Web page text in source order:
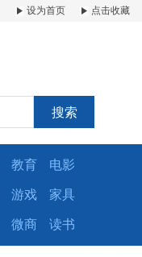
设为首页 点击收藏
搜索
教育 电影
游戏 家具
微商 读书